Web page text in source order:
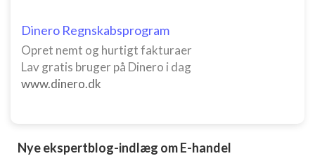
Dinero Regnskabsprogram
Opret nemt og hurtigt fakturaer
Lav gratis bruger på Dinero i dag
www.dinero.dk
Nye ekspertblog-indlæg om E-handel